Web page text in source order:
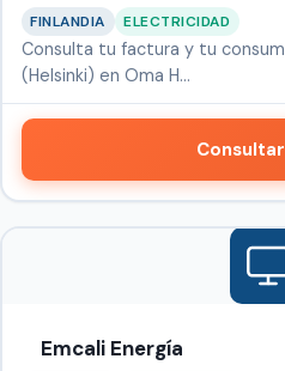
FINLANDIA ELECTRICIDAD
Consulta tu factura y tu
(Helsinki) en Oma H…
Emcali Energía